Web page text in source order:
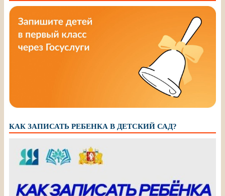
КАК ЗАПИСАТЬ РЕБЕНКА В ДЕТСКИЙ САД?